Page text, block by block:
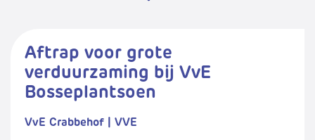
Aftrap voor grote
verduurzaming bij VvE
Bosseplantsoen
VvE Crabbehof | VVE